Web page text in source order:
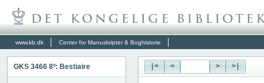
www.kb.dk Center for Manuskripter & Boghistorie
GKS 3466 8º: Bestiaire |< < > >|